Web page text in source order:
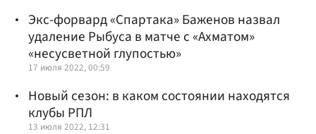
Экс-форвард «Спартака» Баженов назвал
удаление Рыбуса в матче с «Ахматом»
«несусветной глупостью»
17 июля 2022, 00:59
Новый сезон: в каком состоянии находятся
клубы РПЛ
13 июля 2022, 12:31